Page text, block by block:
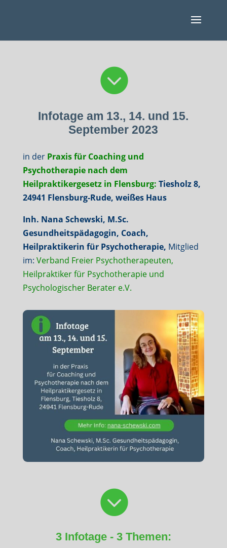

Infotage am 13., 14. und 15.
September 2023
in der Praxis für Coaching und
Psychotherapie nach dem
Heilpraktikergesetz in Flensburg: Tiesholz 8,
24941 Flensburg-Rude, weißes Haus
Inh. Nana Schewski, M.Sc.
Gesundheitspädagogin, Coach,
Heilpraktikerin für Psychotherapie, Mitglied
im: Verband Freier Psychotherapeuten,
Heilpraktiker für Psychotherapie und
Psychologischer Berater e.V.

3 Infotage - 3 Themen: